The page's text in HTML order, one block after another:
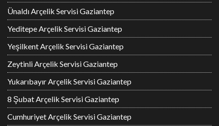
Ünaldı Arçelik Servisi Gaziantep
Yeditepe Arçelik Servisi Gaziantep
Yeşilkent Arçelik Servisi Gaziantep
Zeytinli Arçelik Servisi Gaziantep
Yukarıbayır Arçelik Servisi Gaziantep
8 Şubat Arçelik Servisi Gaziantep
Cumhuriyet Arçelik Servisi Gaziantep